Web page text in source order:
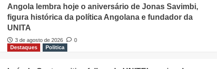
Angola lembra hoje o aniversário de Jonas Savimbi,
figura histórica da política Angolana e fundador da
UNITA
3 de agosto de 2026
0
Destaques
Politica